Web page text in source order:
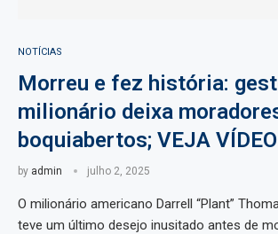
NOTÍCIAS
Morreu e fez história:
milionário deixa
boquiabertos; VEJA VÍDEO
by admin julho 2, 2025
O milionário americano Darrell “Plant”
teve um último desejo inusitado antes de